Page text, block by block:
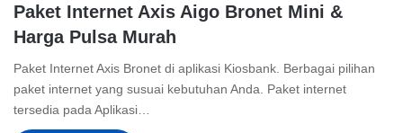
Paket Internet Axis Aigo Bronet Mini &
Harga Pulsa Murah
Paket Internet Axis Bronet di aplikasi Kiosbank. Berbagai pilihan
paket internet yang susuai kebutuhan Anda. Paket internet
tersedia pada Aplikasi…